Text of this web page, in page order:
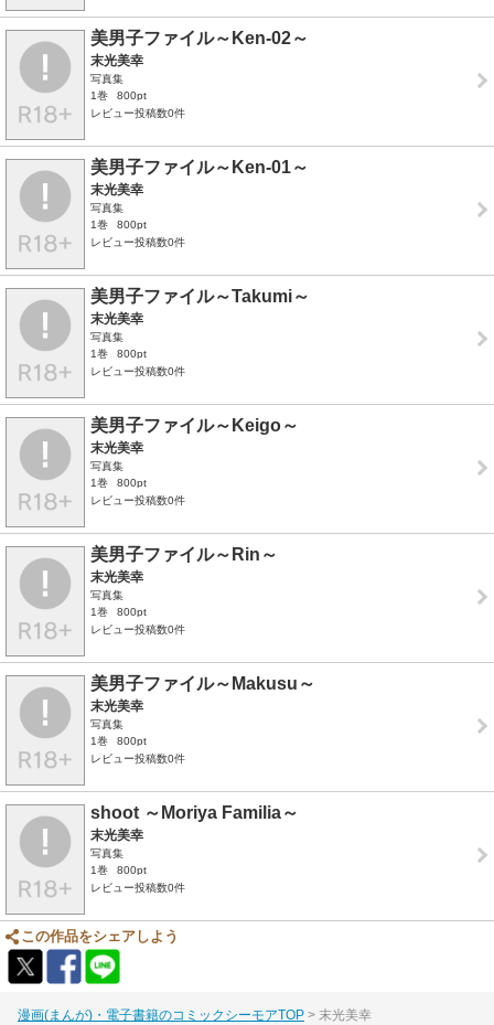
美男子ファイル～Ken-02～
末光美幸
写真集
1巻
800pt
レビュー投稿数0件
美男子ファイル～Ken-01～
末光美幸
写真集
1巻
800pt
レビュー投稿数0件
美男子ファイル～Takumi～
末光美幸
写真集
1巻
800pt
レビュー投稿数0件
美男子ファイル～Keigo～
末光美幸
写真集
1巻
800pt
レビュー投稿数0件
美男子ファイル～Rin～
末光美幸
写真集
1巻
800pt
レビュー投稿数0件
美男子ファイル～Makusu～
末光美幸
写真集
1巻
800pt
レビュー投稿数0件
shoot ～Moriya Familia～
末光美幸
写真集
1巻
800pt
レビュー投稿数0件
この作品をシェアしよう
漫画(まんが)・電子書籍のコミックシーモアTOP 末光美幸